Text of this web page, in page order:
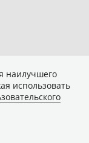
наилучшего
использовать